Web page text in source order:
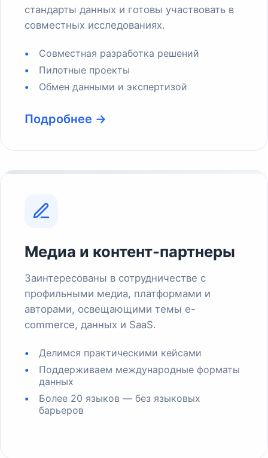
стандарты данных и готовы участвовать в
совместных исследованиях.
Совместная разработка решений
Пилотные проекты
Обмен данными и экспертизой
Подробнее →
Медиа и контент-партнеры
Заинтересованы в сотрудничестве с
профильными медиа, платформами и
авторами, освещающими темы e-
commerce, данных и SaaS.
Делимся практическими кейсами
Поддерживаем международные форматы
данных
Более 20 языков — без языковых
барьеров